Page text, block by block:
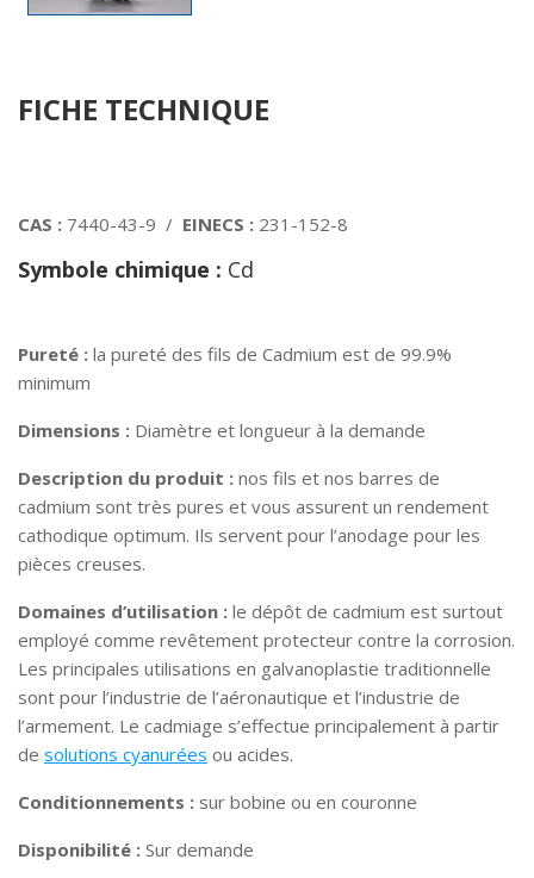
FICHE TECHNIQUE
CAS : 7440-43-9 / EINECS : 231-152-8
Symbole chimique : Cd
Pureté : la pureté des fils de Cadmium est de 99.9%
minimum
Dimensions : Diamètre et longueur à la demande
Description du produit : nos fils et nos barres de
cadmium sont très pures et vous assurent un rendement
cathodique optimum. Ils servent pour l’anodage pour les
pièces creuses.
Domaines d’utilisation : le dépôt de cadmium est surtout
employé comme revêtement protecteur contre la corrosion.
Les principales utilisations en galvanoplastie traditionnelle
sont pour l’industrie de l’aéronautique et l’industrie de
l’armement. Le cadmiage s’effectue principalement à partir
de solutions cyanurées ou acides.
Conditionnements : sur bobine ou en couronne
Disponibilité : Sur demande